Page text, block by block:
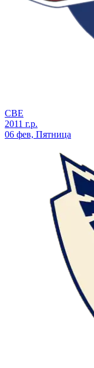
СВЕ
2011 г.р.
06 фев, Пятница